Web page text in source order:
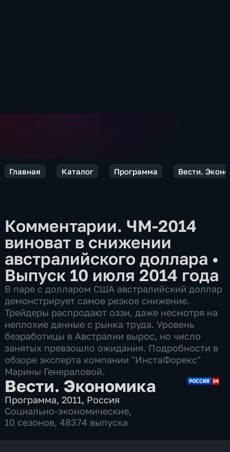
Главная Каталог Программа Вести.
Комментарии. ЧМ-2014
виноват в снижении
австралийского доллара •
Выпуск 10 июля 2014 года
В паре с долларом США австралийский доллар
демонстрирует самое резкое снижение.
Трейдеры распродают оззи, даже несмотря на
неплохие данные с рынка труда. Уровень
безработицы в Австралии вырос, но число
занятых превзошло ожидания. Подробности в
обзоре эксперта компании "ИнстаФорекс"
Марины Генераловой.
Вести. Экономика
Программа,2011, Россия
Социально-экономические,
10 сезонов, 48374 выпуска